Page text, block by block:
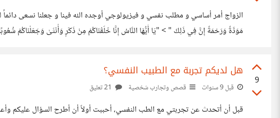
الزواج أمر أساسي و مطلب نفسي و فيزيولوجي أوجده الله فينا و جعلنا نسعى
مَوَدَّةً وَرَحْمَةً إِنَّ فِي ذَلِكَ " > "يَا أَيُّهَا النَّاسُ إِنَّا خَلَقْنَاكُمْ مِنْ ذَكَرٍ وَأُنْثَىٰ وَجَعَلْنَاكُمْ
9
هل لديكم تجربة مع الطبيب النفسي؟
قبل 9 سنوات قصص وتجارب شخصية
قبل أن أتحدث عن تجربتي مع الطب النفسي، أحببت أولاً أن أطرح السؤال عليكم